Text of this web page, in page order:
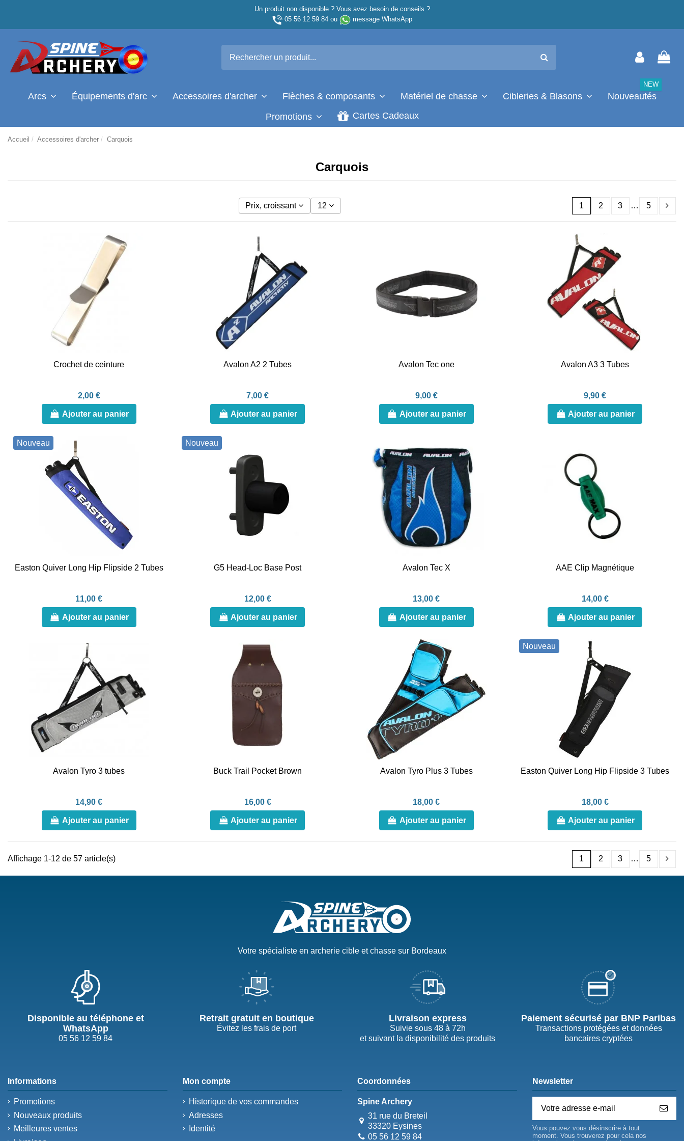
Un produit non disponible ? Vous avez besoin de conseils ?
05 56 12 59 84ou message WhatsApp
Arcs Équipements d'arc Accessoires d'archer Flèches & composants Matériel de chasse Cibleries & Blasons Nouveautés
NEW
Promotions Cartes Cadeaux
Accueil Accessoires d'archer Carquois
Carquois
Prix, croissant 12 1 2 3 … 5
Crochet de ceinture
2,00 €
Ajouter au panier
Avalon A2 2 Tubes
7,00 €
Ajouter au panier
Avalon Tec one
9,00 €
Ajouter au panier
Avalon A3 3 Tubes
9,90 €
Ajouter au panier
Nouveau
Easton Quiver Long Hip Flipside 2 Tubes
11,00 €
Ajouter au panier
Nouveau
G5 Head-Loc Base Post
12,00 €
Ajouter au panier
Avalon Tec X
13,00 €
Ajouter au panier
AAE Clip Magnétique
14,00 €
Ajouter au panier
Avalon Tyro 3 tubes
14,90 €
Ajouter au panier
Buck Trail Pocket Brown
16,00 €
Ajouter au panier
Avalon Tyro Plus 3 Tubes
18,00 €
Ajouter au panier
Nouveau
Easton Quiver Long Hip Flipside 3 Tubes
18,00 €
Ajouter au panier
Affichage 1-12 de 57 article(s) 1 2 3 … 5
Votre spécialiste en archerie cible et chasse sur Bordeaux
Disponible au téléphone et
WhatsApp
05 56 12 59 84
Retrait gratuit en boutique
Évitez les frais de port
Livraison express
Suivie sous 48 à 72h
et suivant la disponibilité des produits
Paiement sécurisé par BNP Paribas
Transactions protégées et données
bancaires cryptées
Informations
Promotions
Nouveaux produits
Meilleures ventes
Mon compte
Historique de vos commandes
Adresses
Identité
Coordonnées
Spine Archery
31 rue du Breteil
33320 Eysines
05 56 12 59 84
Newsletter
Vous pouvez vous désinscrire à tout
moment. Vous trouverez pour cela nos